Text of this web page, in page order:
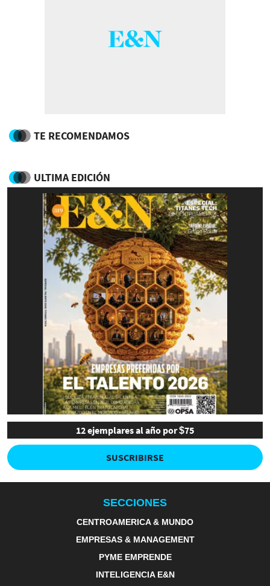
TE RECOMENDAMOS
ULTIMA EDICIÓN
12 ejemplares al año por $75
SUSCRIBIRSE
SECCIONES
CENTROAMERICA & MUNDO
EMPRESAS & MANAGEMENT
PYME EMPRENDE
INTELIGENCIA E&N